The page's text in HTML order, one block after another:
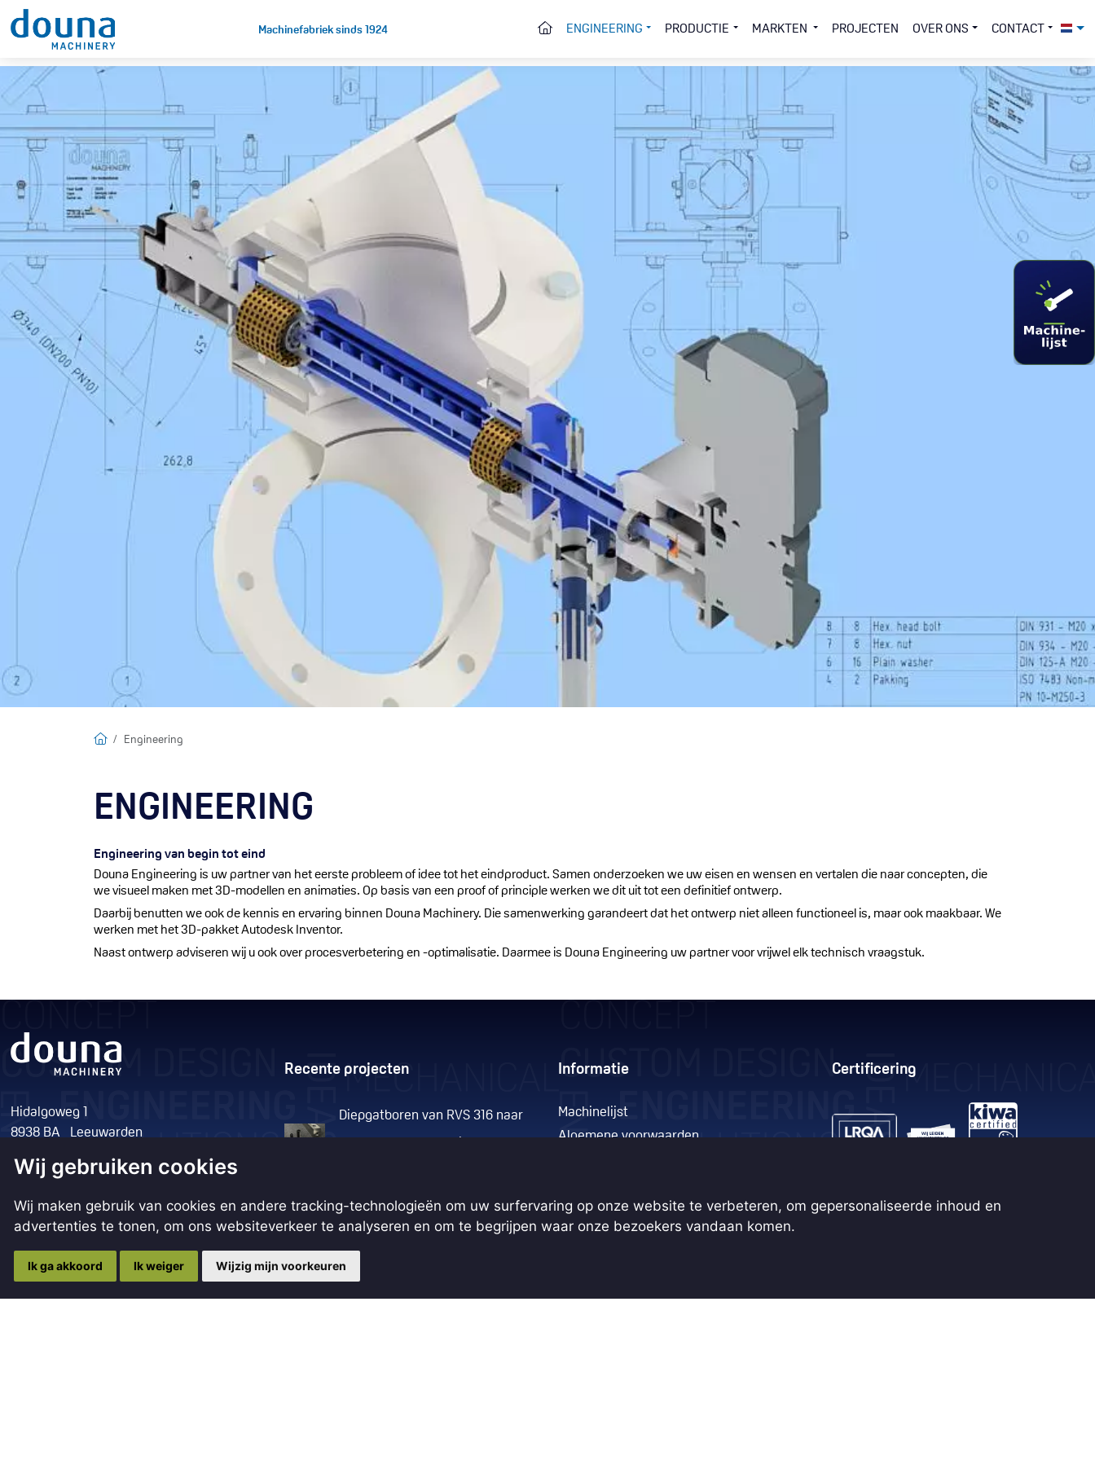
Machinefabriek sinds 1924 HOMEENGINEERING PRODUCTIE MARKTEN PROJECTEN OVER ONS CONTACT
HomeEngineering
ENGINEERING
Engineering van begin tot eind
Douna Engineering is uw partner van het eerste probleem of idee tot het eindproduct. Samen onderzoeken we uw eisen en wensen en vertalen die naar concepten, die
we visueel maken met 3D-modellen en animaties. Op basis van een proof of principle werken we dit uit tot een definitief ontwerp.
Daarbij benutten we ook de kennis en ervaring binnen Douna Machinery. Die samenwerking garandeert dat het ontwerp niet alleen functioneel is, maar ook maakbaar. We
werken met het 3D-pakket Autodesk Inventor.
Naast ontwerp adviseren wij u ook over procesverbetering en -optimalisatie. Daarmee is Douna Engineering uw partner voor vrijwel elk technisch vraagstuk.
Hidalgoweg 1
8938 BA Leeuwarden
+31 58 28 49 660
KvK 01050279
Volg ons op Facebook
Volg ons op LinkedIn
Recente projecten
Diepgatboren van RVS 316 naar
Precisiecomponent voor
vrachtwagenindustri
Precisiering voor velgproductie
Informatie
Machinelijst
Algemene voorwaarden
Certificering
Wij gebruiken cookies
Wij maken gebruik van cookies en andere tracking-technologieën om uw surfervaring op onze website te verbeteren, om gepersonaliseerde inhoud en
advertenties te tonen, om ons websiteverkeer te analyseren en om te begrijpen waar onze bezoekers vandaan komen.
Ik ga akkoord Ik weiger Wijzig mijn voorkeuren